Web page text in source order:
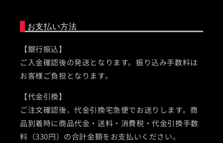
お支払い方法
【銀行振込】
ご入金確認後の発送となります。振り込み手数料は
お客様ご負担となります。
【代金引換】
ご注文確認後、代金引換宅急便でお送りします。商
品到着時に商品代金・送料・消費税・代金引換手数
料（330円）の合計金額をお支払いください。